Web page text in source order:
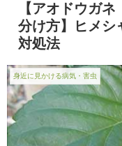
【アオドウガ
分け方】ヒメシ
対処法
身近に見かける病気・害虫